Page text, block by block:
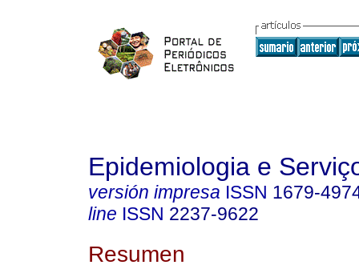
Epidemiologia e
versión impresa ISSN 1679-
line ISSN 2237-9622
Resumen